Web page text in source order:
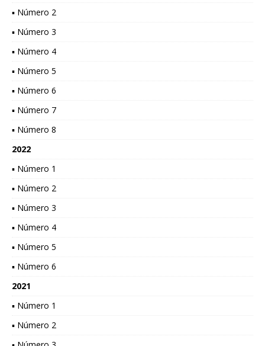
▪ Número 2
▪ Número 3
▪ Número 4
▪ Número 5
▪ Número 6
▪ Número 7
▪ Número 8
2022
▪ Número 1
▪ Número 2
▪ Número 3
▪ Número 4
▪ Número 5
▪ Número 6
2021
▪ Número 1
▪ Número 2